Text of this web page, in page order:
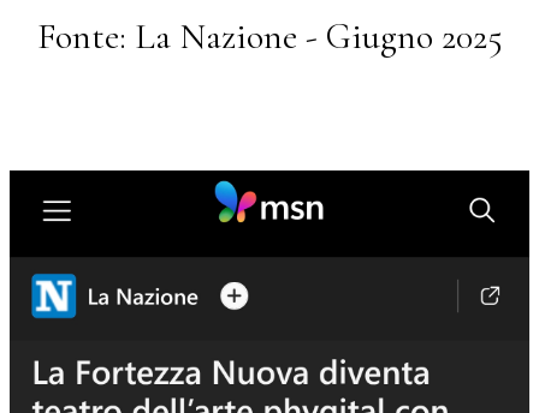
Fonte: La Nazione - Giugno 2025